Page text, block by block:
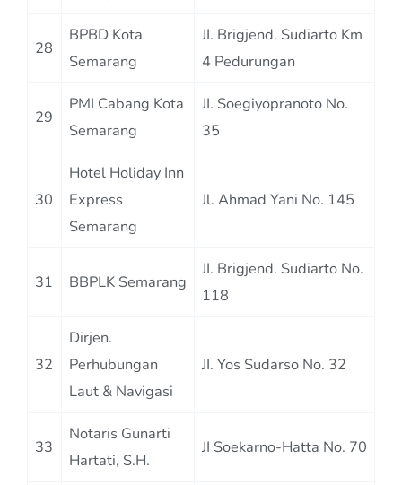
28
BPBD Kota
Semarang
JI. Brigjend. Sudiarto Km
4 Pedurungan
29
PMI Cabang Kota
Semarang
JI. Soegiyopranoto No.
35
30
Hotel Holiday Inn
Express
Semarang
Jl. Ahmad Yani No. 145
31 BBPLK Semarang
JI. Brigjend. Sudiarto No.
118
32
Dirjen.
Perhubungan
Laut & Navigasi
JI. Yos Sudarso No. 32
33
Notaris Gunarti
Hartati, S.H.
JI Soekarno-Hatta No. 70